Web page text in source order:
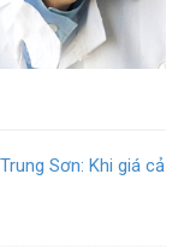
Sơn: Khi giá cả